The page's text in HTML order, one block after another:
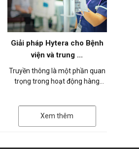
Giải pháp Hytera cho Bệnh
viện và trung ...
Truyền thông là một phần quan
trọng trong hoạt động hàng
trườn...
Xem thêm